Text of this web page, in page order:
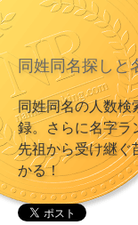
同姓同名探しと
同姓同名の人数検
録。さらに名字ラ
先祖から受け継ぐ
かる！